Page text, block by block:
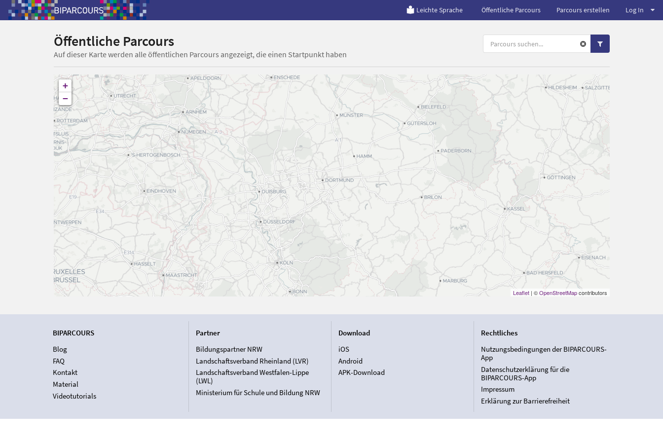
Leichte Sprache Öffentliche Parcours Parcours erstellen Log In
Öffentliche Parcours
Auf dieser Karte werden alle öffentlichen Parcours angezeigt, die einen Startpunkt haben
+
−
Leaflet| ©OpenStreetMapcontributors
BIPARCOURS
Blog
FAQ
Kontakt
Material
Videotutorials
Partner
Bildungspartner NRW
Landschaftsverband Rheinland (LVR)
Landschaftsverband Westfalen-Lippe
(LWL)
Ministerium für Schule und Bildung NRW
Download
iOS
Android
APK-Download
Rechtliches
Nutzungsbedingungen der BIPARCOURS-
App
Datenschutzerklärung für die
BIPARCOURS-App
Impressum
Erklärung zur Barrierefreiheit